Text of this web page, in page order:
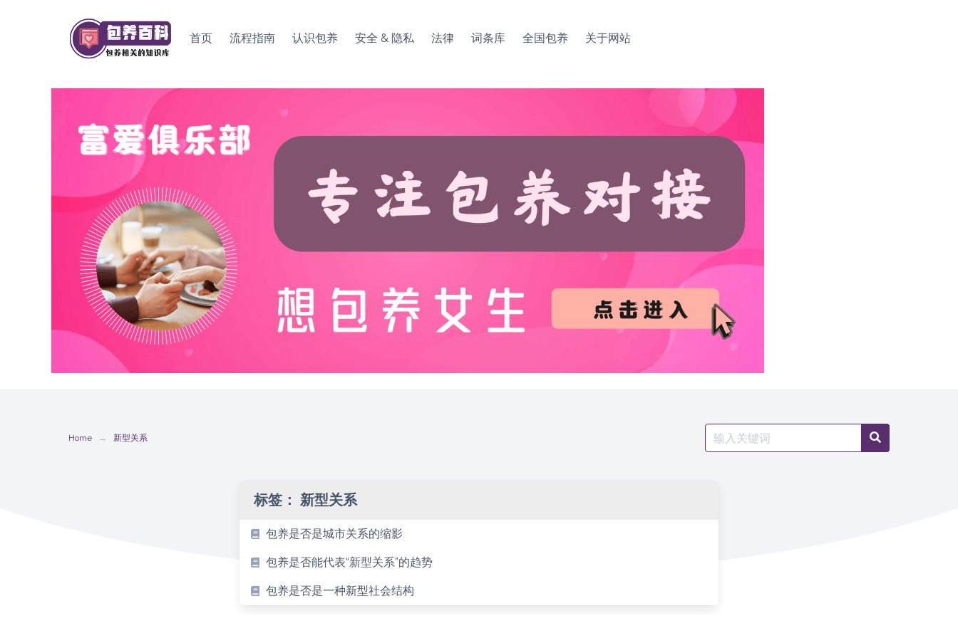
首页 流程指南 认识包养 安全 & 隐私 法律 词条库 全国包养 关于网站
Home 新型关系
Search
for:
Search
标签： 新型关系
包养是否是城市关系的缩影
包养是否能代表“新型关系”的趋势
包养是否是一种新型社会结构